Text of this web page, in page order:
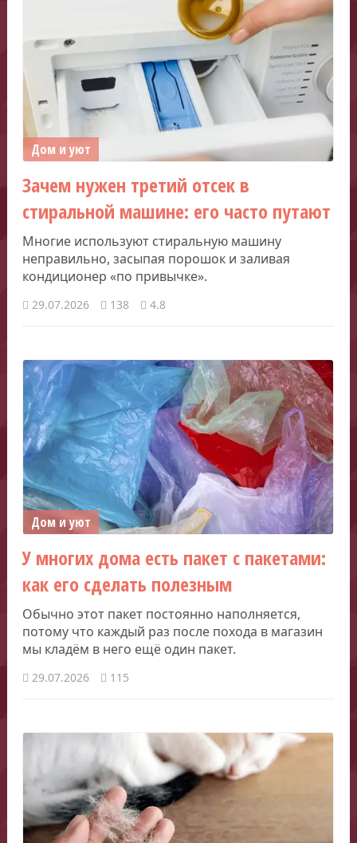
Дом и уют
Зачем нужен третий отсек в
стиральной машине: его часто путают
Многие используют стиральную машину
неправильно, засыпая порошок и заливая
кондиционер «по привычке».
29.07.2026 138 4.8
Дом и уют
У многих дома есть пакет с пакетами:
как его сделать полезным
Обычно этот пакет постоянно наполняется,
потому что каждый раз после похода в магазин
мы кладём в него ещё один пакет.
29.07.2026 115